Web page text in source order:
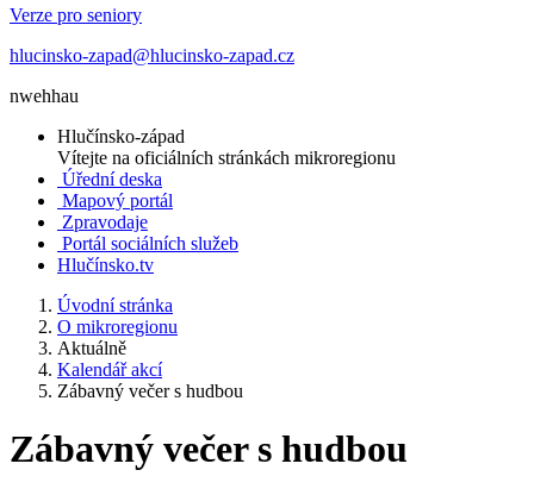
Verze pro seniory
hlucinsko-zapad@hlucinsko-zapad.cz
nwehhau
Hlučínsko-západ
Vítejte na oficiálních stránkách mikroregionu
Úřední deska
Mapový portál
Zpravodaje
Portál sociálních služeb
Hlučínsko.tv
Úvodní stránka
O mikroregionu
Aktuálně
Kalendář akcí
Zábavný večer s hudbou
Zábavný večer s hudbou